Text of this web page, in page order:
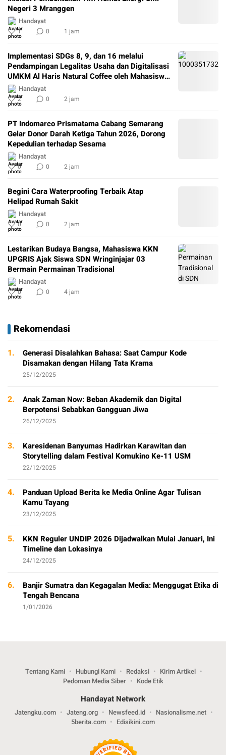
Negeri 3 Mranggen
Handayat
1 0 1 jam
Implementasi SDGs 8, 9, dan 16 melalui
Pendampingan Legalitas Usaha dan Digitalisasi
UMKM Al Haris Natural Coffee oleh Mahasiswa
KKN-T 141 Universitas Diponegoro
Handayat
2 0 2 jam
PT Indomarco Prismatama Cabang Semarang
Gelar Donor Darah Ketiga Tahun 2026, Dorong
Kepedulian terhadap Sesama
Handayat
0 0 2 jam
Begini Cara Waterproofing Terbaik Atap
Helipad Rumah Sakit
Handayat
0 0 2 jam
Lestarikan Budaya Bangsa, Mahasiswa KKN
UPGRIS Ajak Siswa SDN Wringinjajar 03
Bermain Permainan Tradisional
Handayat
0 0 4 jam
Rekomendasi
1.
Generasi Disalahkan Bahasa: Saat Campur Kode
Disamakan dengan Hilang Tata Krama
25/12/2025
2.
Anak Zaman Now: Beban Akademik dan Digital
Berpotensi Sebabkan Gangguan Jiwa
26/12/2025
3.
Karesidenan Banyumas Hadirkan Karawitan dan
Storytelling dalam Festival Komukino Ke-11 USM
22/12/2025
4.
Panduan Upload Berita ke Media Online Agar Tulisan
Kamu Tayang
23/12/2025
5.
KKN Reguler UNDIP 2026 Dijadwalkan Mulai Januari, Ini
Timeline dan Lokasinya
24/12/2025
6.
Banjir Sumatra dan Kegagalan Media: Menggugat Etika di
Tengah Bencana
1/01/2026
Tentang Kami Hubungi Kami Redaksi
Kirim Artikel
Pedoman Media Siber
Kode Etik
Handayat Network
Jatengku.com Jateng.org Newsfeed.id
Nasionalisme.net
5berita.com
Edisikini.com